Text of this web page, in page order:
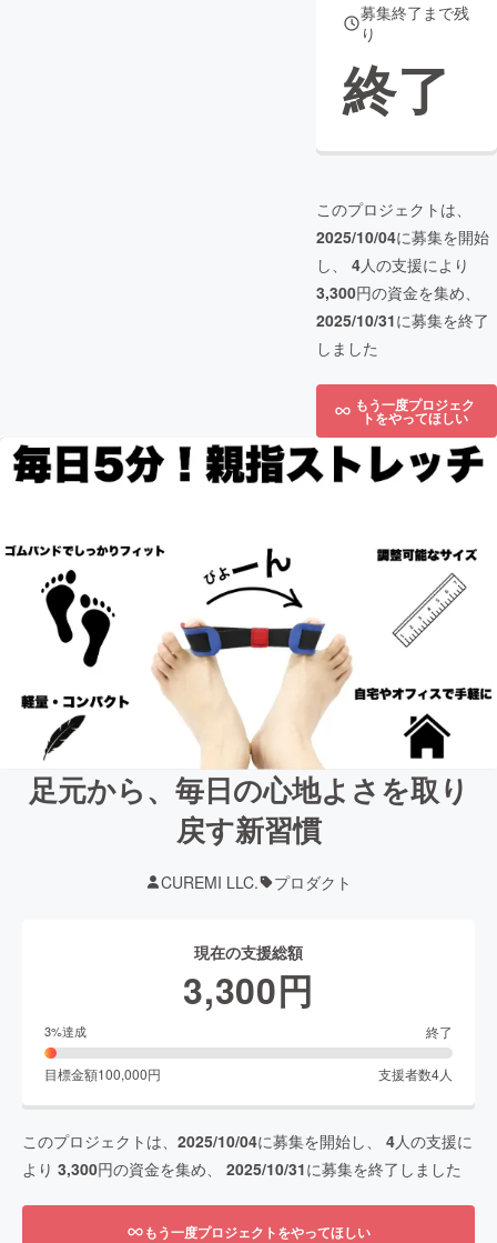
募集終了まで残
り
終了
このプロジェクトは、
2025/10/04に募集を開始
し、 4人の支援により
3,300円の資金を集め、
2025/10/31に募集を終了
しました
もう一度プロジェク
トをやってほしい
足元から、毎日の心地よさを取り
戻す新習慣
CUREMI LLC. プロダクト
現在の支援総額
3,300円
3%達成 終了
目標金額100,000円 支援者数4人
このプロジェクトは、 2025/10/04に募集を開始し、 4人の支援に
より 3,300円の資金を集め、 2025/10/31に募集を終了しました
もう一度プロジェクトをやってほしい